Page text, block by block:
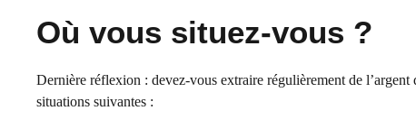
Où vous situez-vous ?
Dernière réflexion : devez-vous extraire régulièrement de
situations suivantes :